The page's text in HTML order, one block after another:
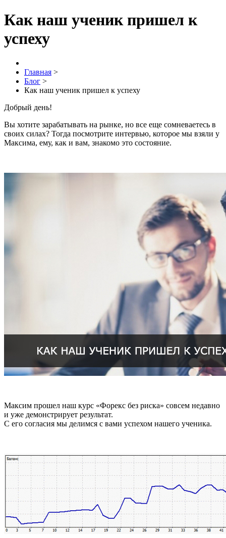
Как наш ученик пришел к
успеху
Главная >
Блог >
Как наш ученик пришел к успеху
Добрый день!
Вы хотите зарабатывать на рынке, но все еще сомневаетесь в
своих силах? Тогда посмотрите интервью, которое мы взяли у
Максима, ему, как и вам, знакомо это состояние.
Максим прошел наш курс «Форекс без риска» совсем недавно
и уже демонстрирует результат.
С его согласия мы делимся с вами успехом нашего ученика.